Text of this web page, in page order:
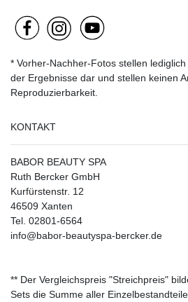
* Vorher-Nachher-Fotos stellen
der Ergebnisse dar und stellen keinen
Reproduzierbarkeit.
KONTAKT
BABOR BEAUTY SPA
Ruth Bercker GmbH
Kurfürstenstr. 12
46509 Xanten
Tel. 02801-6564
info@babor-beautyspa-bercker.de
** Der Vergleichspreis "Streichpreis"
Sets die Summe aller